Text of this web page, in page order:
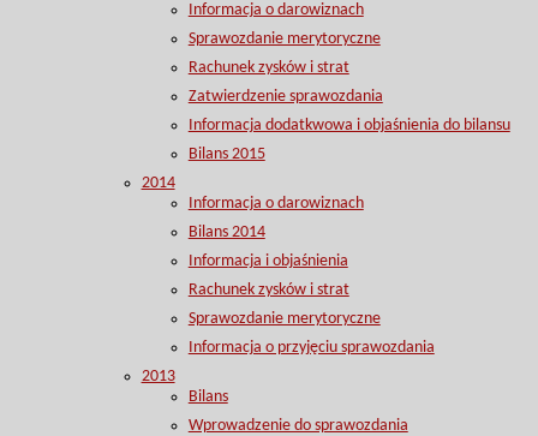
Informacja o darowiznach
Sprawozdanie merytoryczne
Rachunek zysków i strat
Zatwierdzenie sprawozdania
Informacja dodatkwowa i objaśnienia do bilansu
Bilans 2015
2014
Informacja o darowiznach
Bilans 2014
Informacja i objaśnienia
Rachunek zysków i strat
Sprawozdanie merytoryczne
Informacja o przyjęciu sprawozdania
2013
Bilans
Wprowadzenie do sprawozdania